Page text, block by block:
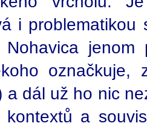
i
jenom
označkuje,
a dál už ho nic
kontextů a